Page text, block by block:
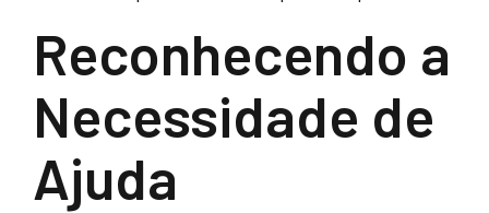
Reconhecendo a
Necessidade de
Ajuda